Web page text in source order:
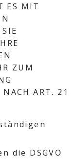
ES MIT
ZUM
NACH ART. 21
die DSGVO